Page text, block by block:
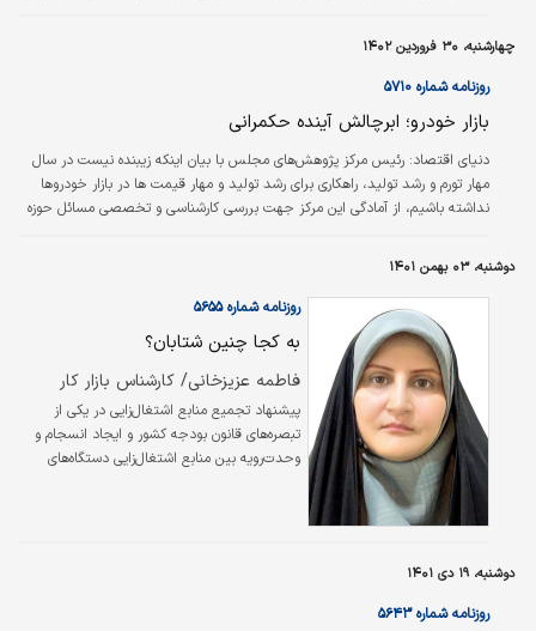
با آسیب‌های اجتماعی را این سوال دانسته که نظام حکمرانی در چه آسیب‌هایی و تا
چه میزان باید مداخله کند؟
چهارشنبه، ۳۰ فروردین ۱۴۰۲
روزنامه شماره ۵۷۱۰
بازار خودرو؛ ابرچالش آینده حکمرانی
دنیای اقتصاد: رئیس مرکز پژوهش‌های مجلس با بیان اینکه زیبنده نیست در سال
مهار تورم و رشد تولید، راهکاری برای رشد تولید و مهار قیمت ها در بازار خودروها
نداشته باشیم، از آمادگی این مرکز جهت بررسی کارشناسی و تخصصی مسائل حوزه
بابک نگاهداری با اشاره به روند رشد قیمت‌ها در بازار خودرو، گفت: مشکل صنعت
خودرو و زیان انباشته خودروسازان موضوعی نیست که یک‌شبه به وجود آمده باشد یا
کل آن مرتبط با دوره تحریم و نحوه قیمتگذاری باشد؛ مهم‌ترین ایراد به…
دوشنبه، ۰۳ بهمن ۱۴۰۱
روزنامه شماره ۵۶۵۵
به کجا چنین شتابان؟
فاطمه عزیزخانی/ کارشناس بازار کار
پیشنهاد تجمیع منابع اشتغال‌زایی در یکی از
تبصره‌های قانون بودجه کشور و ایجاد انسجام و
وحدت‌رویه بین منابع اشتغال‌زایی دستگاه‌های
دوشنبه، ۱۹ دی ۱۴۰۱
روزنامه شماره ۵۶۴۳